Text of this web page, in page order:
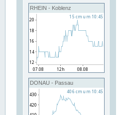
RHEIN - Koblenz
DONAU - Passau